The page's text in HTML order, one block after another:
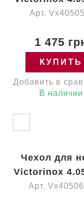
Арт.
1 475
КУПИТЬ
Добавить в
В наличии
Чехол для
Victorinox
Арт.